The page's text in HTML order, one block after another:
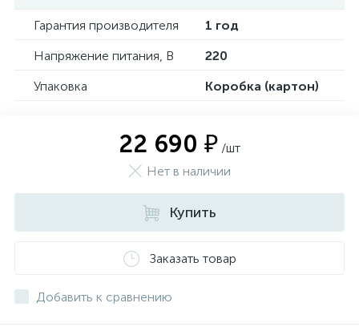
Гарантия производителя
1 год
Напряжение питания, В
220
Упаковка
Коробка (картон)
22 690 ₽ /шт
Нет в наличии
Купить
Заказать товар
Добавить к сравнению